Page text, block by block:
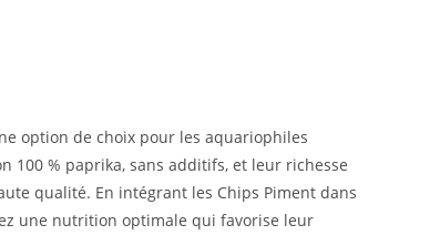
option de choix pour les aquariophiles
100 % paprika, sans additifs, et leur richesse
qualité. En intégrant les Chips Piment dans
une nutrition optimale qui favorise leur